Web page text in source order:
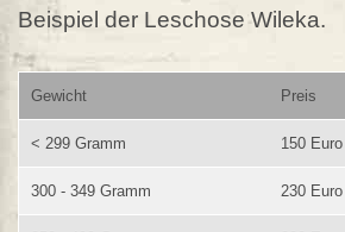
Beispiel der Leschose Wileka.
Gewicht Preis
< 299 Gramm 150 Euro
300 - 349 Gramm 230